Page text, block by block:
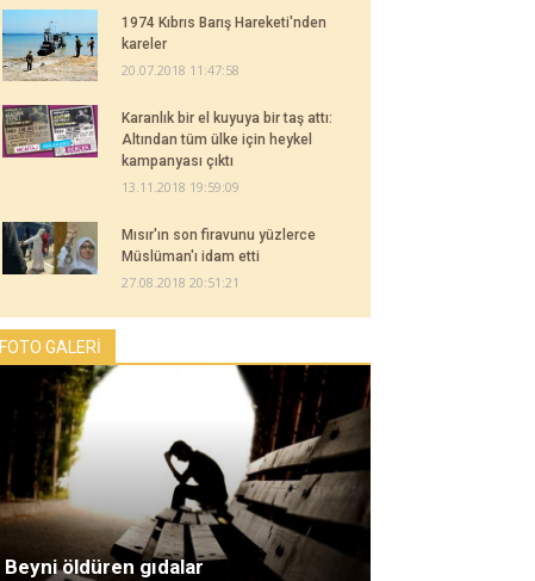
1974 Kıbrıs Barış Hareketi'nden
kareler
20.07.2018 11:47:58
Karanlık bir el kuyuya bir taş attı:
Altından tüm ülke için heykel
kampanyası çıktı
13.11.2018 19:59:09
Mısır'ın son firavunu yüzlerce
Müslüman'ı idam etti
27.08.2018 20:51:21
FOTO GALERİ
Beyni öldüren gıdalar